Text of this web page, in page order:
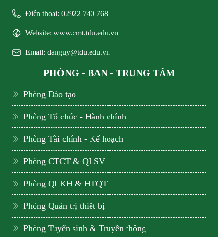
Điện thoại: 02922 740 768
Website: www.cmt.tdu.edu.vn
Email: danguy@tdu.edu.vn
PHÒNG - BAN - TRUNG TÂM
Phòng Đào tạo
Phòng Tổ chức - Hành chính
Phòng Tài chính - Kế hoạch
Phòng CTCT & QLSV
Phòng QLKH & HTQT
Phòng Quản trị thiết bị
Phòng Tuyển sinh & Truyền thông